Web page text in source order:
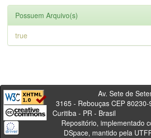
Possuem Arquivo(s)
true
Av. Sete de
3165 - Rebouças CEP 80230-
Curitiba - PR -
Repositório, implementado
DSpace, mantido pela